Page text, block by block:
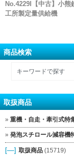
No.4229I【中古】小熊
工所製定量供給機
商品検索
取扱商品
重機・自走・牽引式特
発泡スチロール減容機
[—] 取扱商品 (15719)